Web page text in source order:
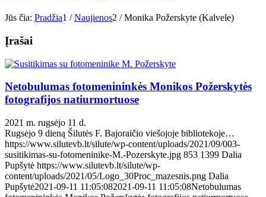
Jūs čia: Pradžia1 / Naujienos2 / Monika Požerskyte (Kalvele)
Įrašai
Netobulumas fotomenininkės Monikos Požerskytės
fotografijos natiurmortuose
2021 m. rugsėjo 11 d.
Rugsėjo 9 dieną Šilutės F. Bajoraičio viešojoje bibliotekoje…
https://www.silutevb.lt/silute/wp-content/uploads/2021/09/003-
susitikimas-su-fotomeninike-M.-Pozerskyte.jpg 853 1399 Dalia
Pupšytė https://www.silutevb.lt/silute/wp-
content/uploads/2021/05/Logo_30Proc_mazesnis.png Dalia
Pupšytė2021-09-11 11:05:082021-09-11 11:05:08Netobulumas